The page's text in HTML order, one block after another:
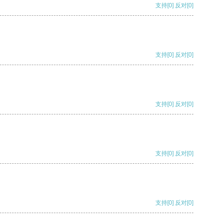
支持[0] 反对[0]
支持[0] 反对[0]
支持[0] 反对[0]
支持[0] 反对[0]
支持[0] 反对[0]